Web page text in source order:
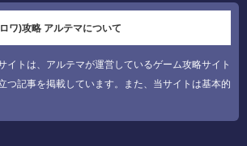
ワ)攻略 アルテマについて
イトは、アルテマが運営しているゲーム攻略サイト
つ記事を掲載しています。また、当サイトは基本的